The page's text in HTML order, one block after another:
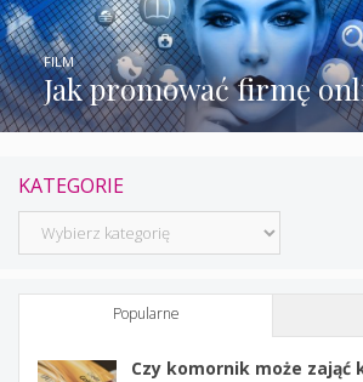
Jak promować firmę
FILM
KATEGORIE
Kategorie
Popularne
Czy komornik może